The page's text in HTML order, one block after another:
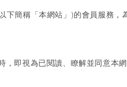
簡稱「本網站」)的會員服務
即視為已閱讀、瞭解並同意本